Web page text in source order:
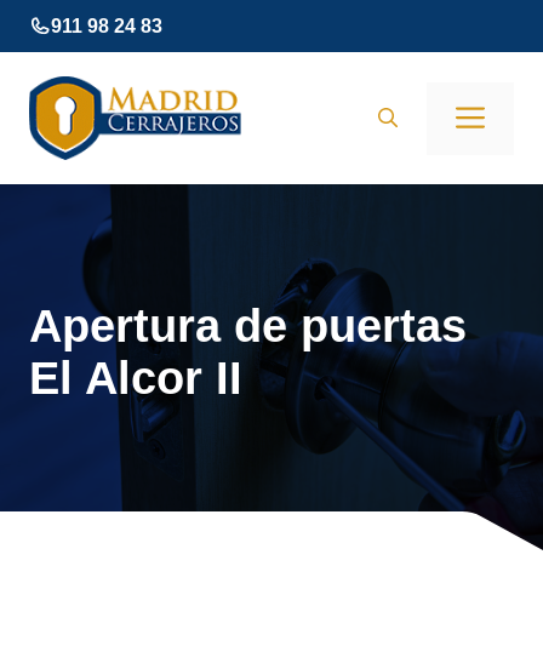
Saltar
al
contenido
911 98 24 83
Apertura de puertas
El Alcor II